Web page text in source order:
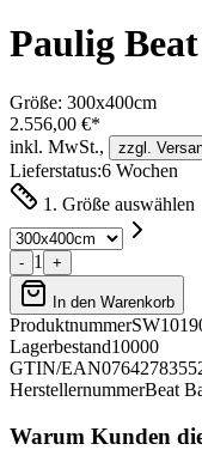
Paulig
Größe: 300x400cm
2.556,00 €*
inkl. MwSt.,
zzgl.
Lieferstatus:6 Wochen
1. Größe auswählen
- 1 +
In den Warenkorb
Produktnummer
Lagerbestand10000
GTIN/EAN
HerstellernummerBeat
Warum Kunden